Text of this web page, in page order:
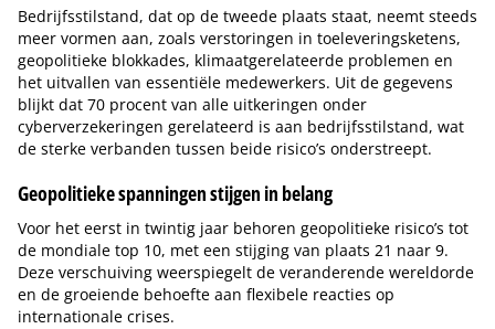
Bedrijfsstilstand, dat op de tweede plaats staat, neemt steeds
meer vormen aan, zoals verstoringen in toeleveringsketens,
geopolitieke blokkades, klimaatgerelateerde problemen en
het uitvallen van essentiële medewerkers. Uit de gegevens
blijkt dat 70 procent van alle uitkeringen onder
cyberverzekeringen gerelateerd is aan bedrijfsstilstand, wat
de sterke verbanden tussen beide risico’s onderstreept.
Geopolitieke spanningen stijgen in belang
Voor het eerst in twintig jaar behoren geopolitieke risico’s tot
de mondiale top 10, met een stijging van plaats 21 naar 9.
Deze verschuiving weerspiegelt de veranderende wereldorde
en de groeiende behoefte aan flexibele reacties op
internationale crises.